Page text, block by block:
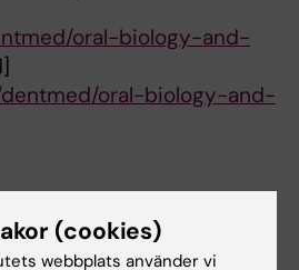
oral-biology-and-
oral-biology-and-
(cookies)
webbplats använder vi